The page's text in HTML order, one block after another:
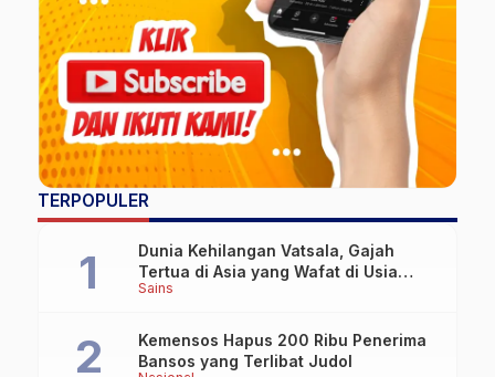
TERPOPULER
Sains
Dunia Kehilangan Vatsala, Gajah
Tertua di Asia yang Wafat di Usia
Lebih dari 100 Tahun
Kemensos Hapus 200 Ribu Penerima
Bansos yang Terlibat Judol